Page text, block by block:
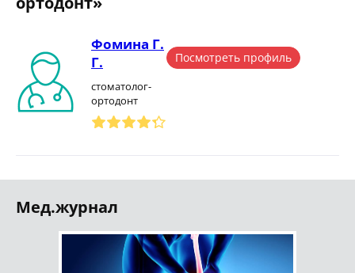
Фомина Г.
Г.
стоматолог-
ортодонт
Посмотреть профиль
Мед.журнал